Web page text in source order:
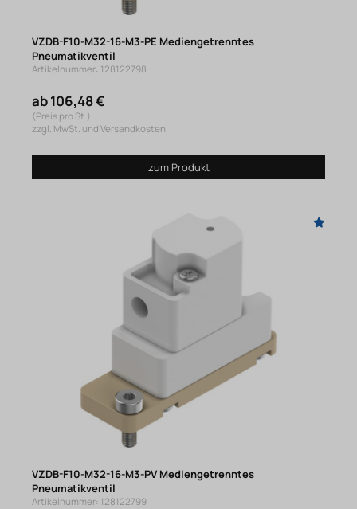
VZDB-F10-M32-16-M3-PE Mediengetrenntes
Pneumatikventil
Artikelnummer: 128122798
ab 106,48 €
(Preis pro St.)
zzgl. MwSt. und Versandkosten
zum Produkt
VZDB-F10-M32-16-M3-PV Mediengetrenntes
Pneumatikventil
Artikelnummer: 128122799